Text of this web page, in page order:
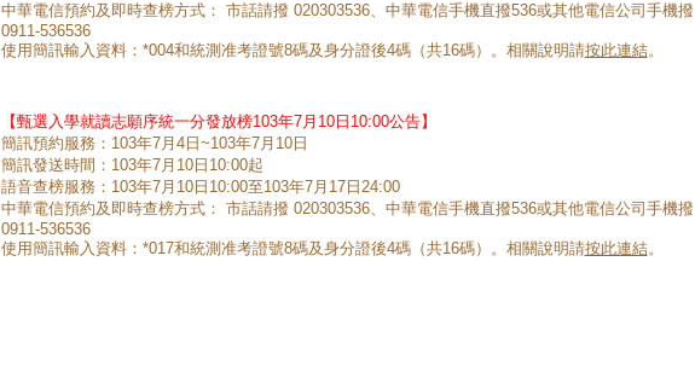
中華電信預約及即時查榜方式： 市話請撥 020303536、中華電信手機直撥536或其他電信公司手機撥
0911-536536
使用簡訊輸入資料：*004和統測准考證號8碼及身分證後4碼（共16碼）。相關說明請按此連結。
【甄選入學就讀志願序統一分發放榜103年7月10日10:00公告】
簡訊預約服務：103年7月4日~103年7月10日
簡訊發送時間：103年7月10日10:00起
語音查榜服務：103年7月10日10:00至103年7月17日24:00
中華電信預約及即時查榜方式： 市話請撥 020303536、中華電信手機直撥536或其他電信公司手機撥
0911-536536
使用簡訊輸入資料：*017和統測准考證號8碼及身分證後4碼（共16碼）。相關說明請按此連結。